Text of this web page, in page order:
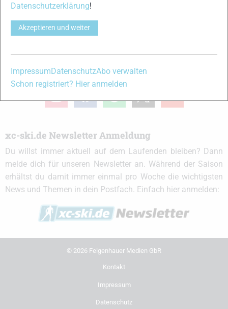
Partner
xc-ski.de in Social Media
instagram
xc-ski.de Newsletter Anmeldung
Du willst immer aktuell auf dem Laufenden bleiben? Dann
melde dich für unseren Newsletter an. Während der Saison
erhältst du damit immer einmal pro Woche die wichtigsten
News und Themen in dein Postfach. Einfach hier anmelden:
© 2026 Felgenhauer Medien GbR
Kontakt
Impressum
Datenschutz
Datenschutzerklärung!
Akzeptieren und weiter
Impressum DatenschutzAbo verwalten
Schon registriert? Hier anmelden